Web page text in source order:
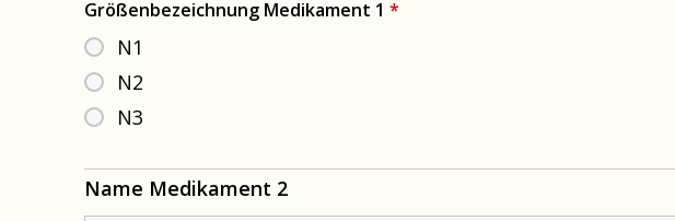
Größenbezeichnung Medikament 1 *
N1
N2
N3
Name Medikament 2